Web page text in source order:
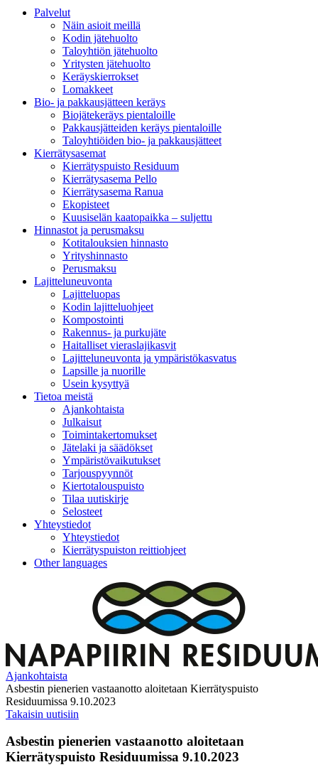
Palvelut
Näin asioit meillä
Kodin jätehuolto
Taloyhtiön jätehuolto
Yritysten jätehuolto
Keräyskierrokset
Lomakkeet
Bio- ja pakkausjätteen keräys
Biojätekeräys pientaloille
Pakkausjätteiden keräys pientaloille
Taloyhtiöiden bio- ja pakkausjätteet
Kierrätysasemat
Kierrätyspuisto Residuum
Kierrätysasema Pello
Kierrätysasema Ranua
Ekopisteet
Kuusiselän kaatopaikka – suljettu
Hinnastot ja perusmaksu
Kotitalouksien hinnasto
Yrityshinnasto
Perusmaksu
Lajitteluneuvonta
Lajitteluopas
Kodin lajitteluohjeet
Kompostointi
Rakennus- ja purkujäte
Haitalliset vieraslajikasvit
Lajitteluneuvonta ja ympäristökasvatus
Lapsille ja nuorille
Usein kysyttyä
Tietoa meistä
Ajankohtaista
Julkaisut
Toimintakertomukset
Jätelaki ja säädökset
Ympäristövaikutukset
Tarjouspyynnöt
Kiertotalouspuisto
Tilaa uutiskirje
Selosteet
Yhteystiedot
Yhteystiedot
Kierrätyspuiston reittiohjeet
Other languages
Ajankohtaista
Asbestin pienerien vastaanotto aloitetaan Kierrätyspuisto
Residuumissa 9.10.2023
Takaisin uutisiin
Asbestin pienerien vastaanotto aloitetaan
Kierrätyspuisto Residuumissa 9.10.2023